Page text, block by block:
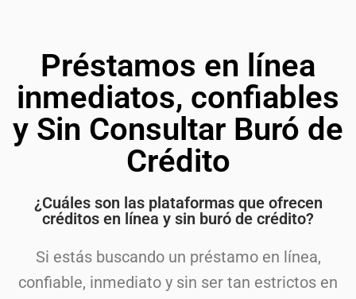
Préstamos en línea
inmediatos, confiables
y Sin Consultar Buró de
Crédito
¿Cuáles son las plataformas que ofrecen
créditos en línea y sin buró de crédito?
Si estás buscando un préstamo en línea,
confiable, inmediato y sin ser tan estrictos en